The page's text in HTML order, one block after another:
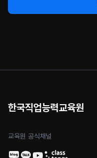
한국직업능력교육원
교육원 공식채널